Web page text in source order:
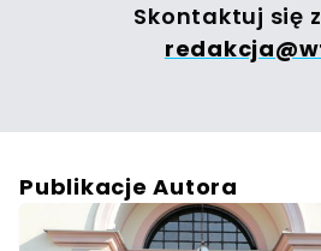
Skontaktuj się
Publikacje Autora